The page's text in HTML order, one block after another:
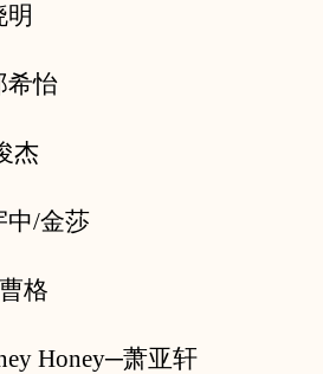
怡
杰
/金莎
格
Honey─萧亚轩